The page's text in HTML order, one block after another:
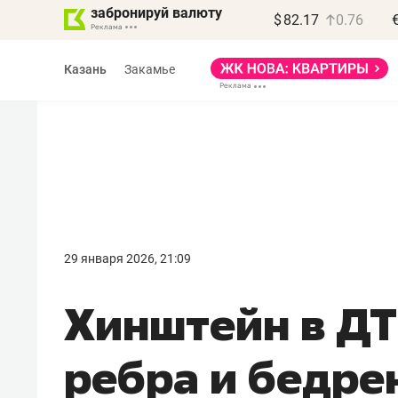
забронируй валюту $ 82.17 0.76
Казань Закамье
29 января 2026, 21:09
Хинштейн в
ребра и
правил, бизнес может
потерять минимум
полгода»